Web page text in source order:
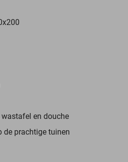
en douche
de prachtige tuinen